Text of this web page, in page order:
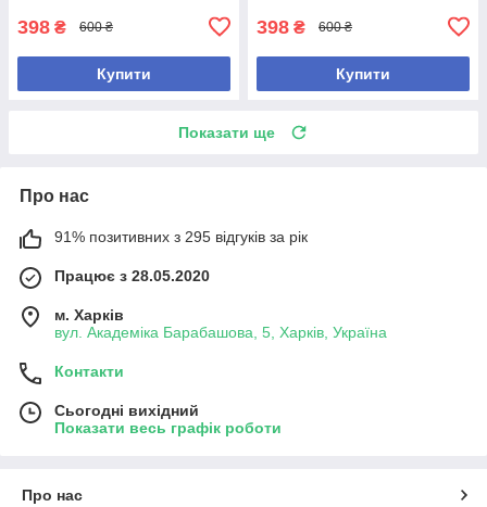
398 ₴ 600 ₴
Купити
398 ₴ 600 ₴
Купити
Показати ще
Про нас
91% позитивних з 295 відгуків за рік
Працює з 28.05.2020
м. Харків
вул. Академіка Барабашова, 5, Харків, Україна
Контакти
Сьогодні вихідний
Показати весь графік роботи
Про нас